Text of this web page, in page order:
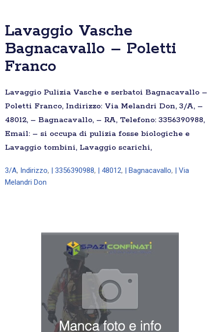
Lavaggio Vasche
Bagnacavallo – Poletti
Franco
Lavaggio Pulizia Vasche e serbatoi Bagnacavallo –
Poletti Franco, Indirizzo: Via Melandri Don, 3/A, –
48012, – Bagnacavallo, – RA, Telefono: 3356390988,
Email: – si occupa di pulizia fosse biologiche e
Lavaggio tombini, Lavaggio scarichi,
3/A, Indirizzo, | 3356390988, | 48012, | Bagnacavallo,
| Via
Melandri Don